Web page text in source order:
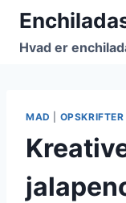
Fortsæt
indhold
Hvad er
MAD OPSKRIFTER